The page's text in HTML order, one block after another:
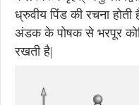
ध्रुवीय पिंड की रचना होती
अंडक के पोषक से भरपूर
रखती है|